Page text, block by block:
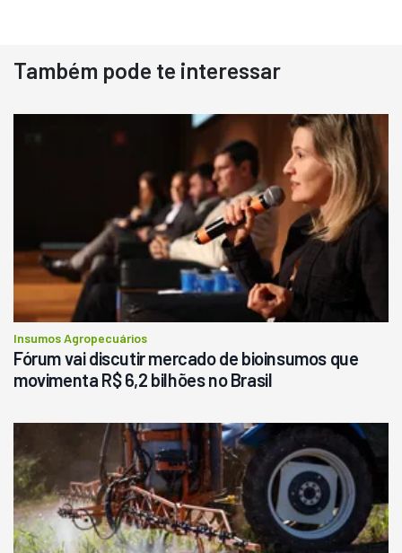
Destaque
Usado
Pá Carregadeira Cat 966
R$ 145.000
Consultar
Também pode te interessar
Insumos Agropecuários
Fórum vai discutir mercado de bioinsumos que
movimenta R$ 6,2 bilhões no Brasil